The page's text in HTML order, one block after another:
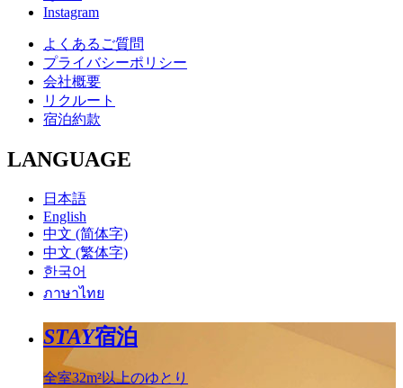
Instagram
よくあるご質問
プライバシーポリシー
会社概要
リクルート
宿泊約款
LANGUAGE
日本語
English
中文 (简体字)
中文 (繁体字)
한국어
ภาษาไทย
STAY宿泊
全室32m²以上のゆとり